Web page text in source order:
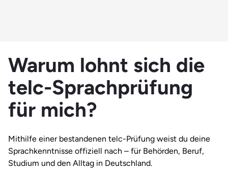
Warum lohnt sich die
telc-Sprachprüfung
für mich?
Mithilfe einer bestandenen telc-Prüfung weist du deine
Sprachkenntnisse offiziell nach – für Behörden, Beruf,
Studium und den Alltag in Deutschland.